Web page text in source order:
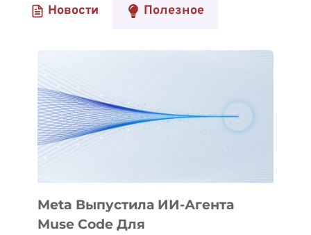
Новости Полезное
Meta Выпустила ИИ-Агента
Muse Code Для